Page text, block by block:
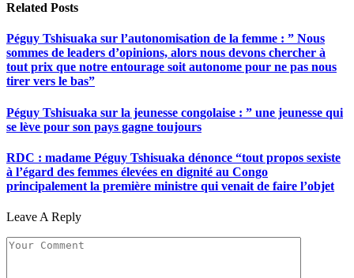
Related Posts
Péguy Tshisuaka sur l’autonomisation de la femme : ” Nous
sommes de leaders d’opinions, alors nous devons chercher à
tout prix que notre entourage soit autonome pour ne pas nous
tirer vers le bas”
Péguy Tshisuaka sur la jeunesse congolaise : ” une jeunesse qui
se lève pour son pays gagne toujours
RDC : madame Péguy Tshisuaka dénonce “tout propos sexiste
à l’égard des femmes élevées en dignité au Congo
principalement la première ministre qui venait de faire l’objet
Leave A Reply